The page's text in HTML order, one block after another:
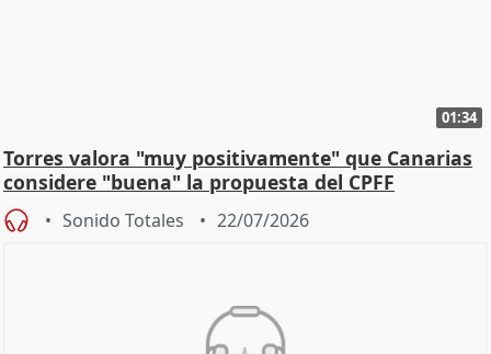
01:34
Torres valora "muy positivamente" que Canarias
considere "buena" la propuesta del CPFF
Sonido Totales 22/07/2026